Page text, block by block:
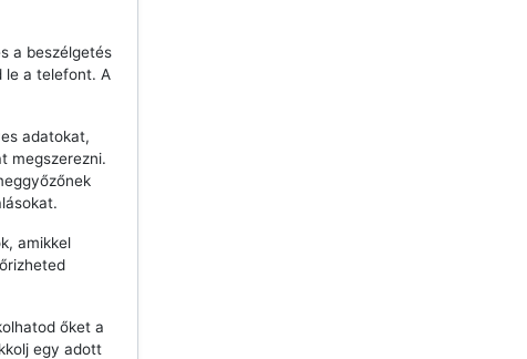
a beszélgetés
le a telefont. A
adatokat,
megszerezni.
amikkel
őket a
egy adott